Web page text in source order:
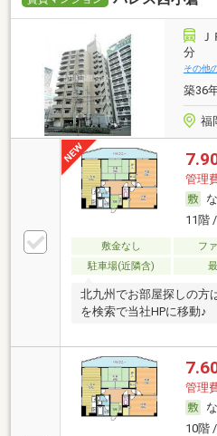
分
その他
築36
福
管理
11階
敷金なし フ
駐車場(近隣含)
北九州でお部屋探しの方
を検索で当社HPに移動♪
管理
10階